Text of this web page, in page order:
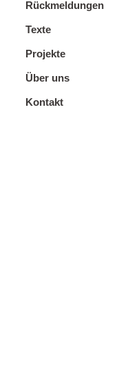
Rückmeldungen
Texte
Projekte
Über uns
Kontakt